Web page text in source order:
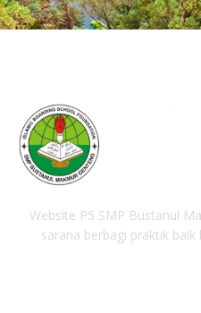
Website P5 SMP Bustanul
sarana berbagi praktik